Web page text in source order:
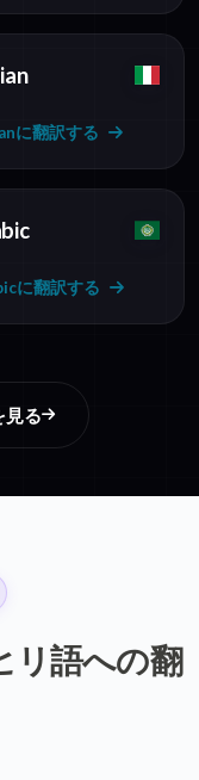
に翻訳する
に翻訳する
見る
リ語への翻